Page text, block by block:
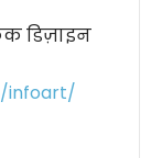
डिज़ाइन
infoart/